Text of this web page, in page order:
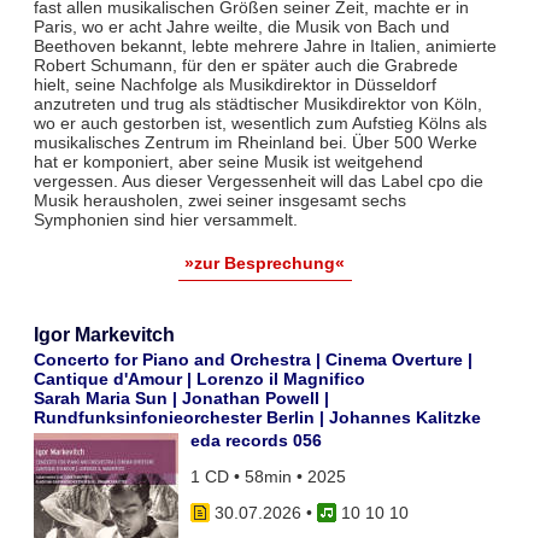
fast allen musikalischen Größen seiner Zeit, machte er in
Paris, wo er acht Jahre weilte, die Musik von Bach und
Beethoven bekannt, lebte mehrere Jahre in Italien, animierte
Robert Schumann, für den er später auch die Grabrede
hielt, seine Nachfolge als Musikdirektor in Düsseldorf
anzutreten und trug als städtischer Musikdirektor von Köln,
wo er auch gestorben ist, wesentlich zum Aufstieg Kölns als
musikalisches Zentrum im Rheinland bei. Über 500 Werke
hat er komponiert, aber seine Musik ist weitgehend
vergessen. Aus dieser Vergessenheit will das Label cpo die
Musik herausholen, zwei seiner insgesamt sechs
Symphonien sind hier versammelt.
»zur Besprechung«
Igor Markevitch
Concerto for Piano and Orchestra | Cinema Overture |
Cantique d'Amour | Lorenzo il Magnifico
Sarah Maria Sun | Jonathan Powell |
Rundfunksinfonieorchester Berlin | Johannes Kalitzke
eda records 056
1 CD • 58min • 2025
30.07.2026 •
10 10 10